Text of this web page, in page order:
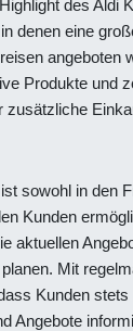
des Aldi
denen eine
angeboten
Produkte und
zusätzliche
sowohl in den
Kunden
aktuellen
Mit
Kunden
Angebote